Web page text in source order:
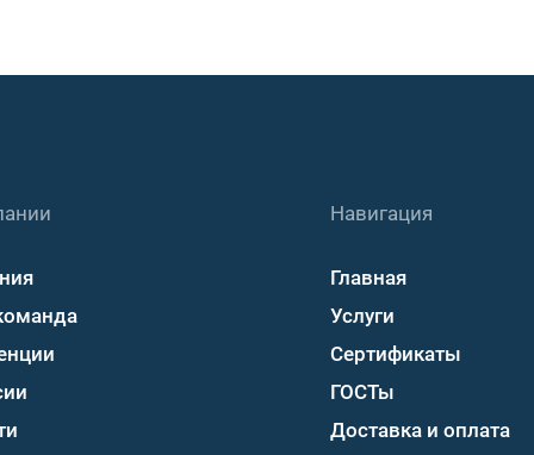
Навигация
Главная
Услуги
Сертификаты
ГОСТы
Доставка и оплата